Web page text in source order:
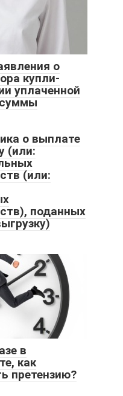
о
купли-
уплаченной
о выплате
(или:
(или:
поданных
в
как
претензию?